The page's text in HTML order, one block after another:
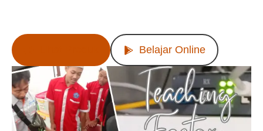
Belajar Online